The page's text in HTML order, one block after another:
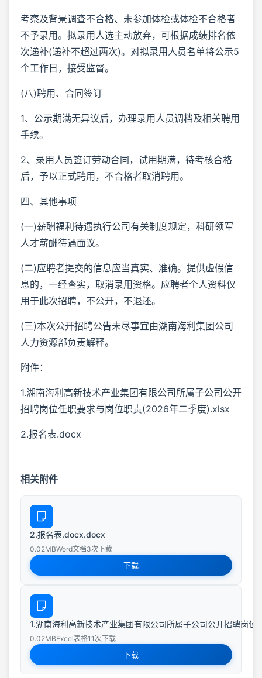
考察及背景调查不合格、未参加体检或体检不合格者
不予录用。拟录用人选主动放弃，可根据成绩排名依
次递补(递补不超过两次)。对拟录用人员名单将公示5
个工作日，接受监督。
(八)聘用、合同签订
1、公示期满无异议后，办理录用人员调档及相关聘用
手续。
2、录用人员签订劳动合同，试用期满，待考核合格
后，予以正式聘用，不合格者取消聘用。
四、其他事项
(一)薪酬福利待遇执行公司有关制度规定，科研领军
人才薪酬待遇面议。
(二)应聘者提交的信息应当真实、准确。提供虚假信
息的，一经查实，取消录用资格。应聘者个人资料仅
用于此次招聘，不公开，不退还。
(三)本次公开招聘公告未尽事宜由湖南海利集团公司
人力资源部负责解释。
附件：
1.湖南海利高新技术产业集团有限公司所属子公司公开
招聘岗位任职要求与岗位职责(2026年二季度).xlsx
2.报名表.docx
相关附件
2.报名表.docx.docx
0.02MBWord文档3次下载
下载
1.湖南海利高新技术产业集团有限公司所属子公司公开招聘岗
0.02MBExcel表格11次下载
下载